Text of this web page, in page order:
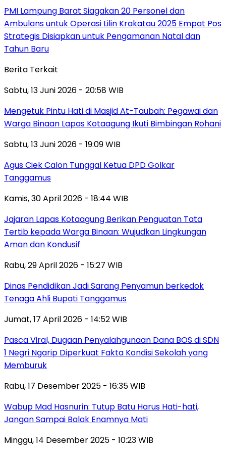
PMI Lampung Barat Siagakan 20 Personel dan
Ambulans untuk Operasi Lilin Krakatau 2025 Empat Pos
Strategis Disiapkan untuk Pengamanan Natal dan
Tahun Baru
Berita Terkait
Sabtu, 13 Juni 2026 - 20:58 WIB
Mengetuk Pintu Hati di Masjid At-Taubah: Pegawai dan
Warga Binaan Lapas Kotaagung Ikuti Bimbingan Rohani
Sabtu, 13 Juni 2026 - 19:09 WIB
Agus Ciek Calon Tunggal Ketua DPD Golkar
Tanggamus
Kamis, 30 April 2026 - 18:44 WIB
Jajaran Lapas Kotaagung Berikan Penguatan Tata
Tertib kepada Warga Binaan: Wujudkan Lingkungan
Aman dan Kondusif
Rabu, 29 April 2026 - 15:27 WIB
Dinas Pendidikan Jadi Sarang Penyamun berkedok
Tenaga Ahli Bupati Tanggamus
Jumat, 17 April 2026 - 14:52 WIB
Pasca Viral, Dugaan Penyalahgunaan Dana BOS di SDN
1 Negri Ngarip Diperkuat Fakta Kondisi Sekolah yang
Memburuk
Rabu, 17 Desember 2025 - 16:35 WIB
Wabup Mad Hasnurin: Tutup Batu Harus Hati-hati,
Jangan Sampai Balak Enamnya Mati
Minggu, 14 Desember 2025 - 10:23 WIB